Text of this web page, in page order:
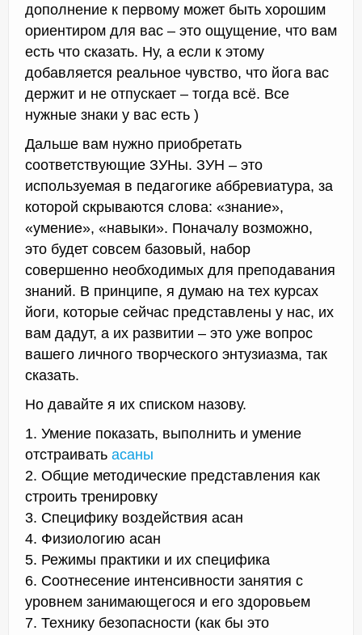
дополнение к первому может быть хорошим
ориентиром для вас – это ощущение, что вам
есть что сказать. Ну, а если к этому
добавляется реальное чувство, что йога вас
держит и не отпускает – тогда всё. Все
нужные знаки у вас есть )
Дальше вам нужно приобретать
соответствующие ЗУНы. ЗУН – это
используемая в педагогике аббревиатура, за
которой скрываются слова: «знание»,
«умение», «навыки». Поначалу возможно,
это будет совсем базовый, набор
совершенно необходимых для преподавания
знаний. В принципе, я думаю на тех курсах
йоги, которые сейчас представлены у нас, их
вам дадут, а их развитии – это уже вопрос
вашего личного творческого энтузиазма, так
сказать.
Но давайте я их списком назову.
1. Умение показать, выполнить и умение
отстраивать асаны
2. Общие методические представления как
строить тренировку
3. Специфику воздействия асан
4. Физиологию асан
5. Режимы практики и их специфика
6. Соотнесение интенсивности занятия с
уровнем занимающегося и его здоровьем
7. Технику безопасности (как бы это